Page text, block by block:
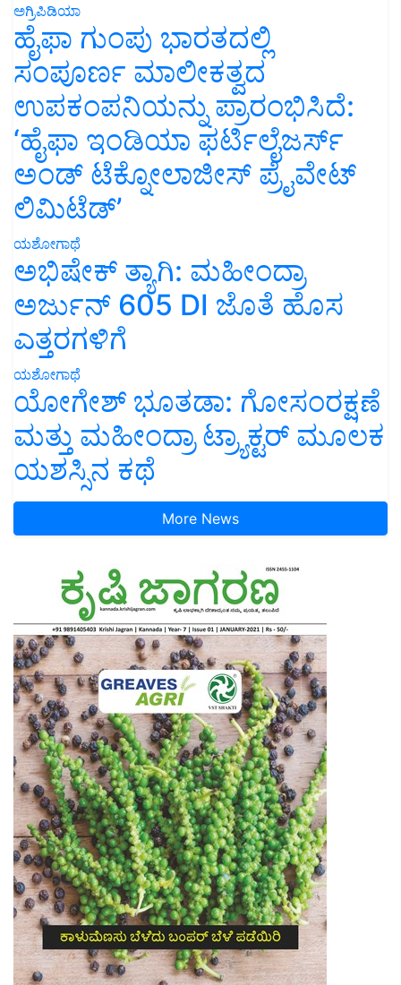
ಅಗ್ರಿಪಿಡಿಯಾ
ಹೈಫಾ ಗುಂಪು ಭಾರತದಲ್ಲಿ
ಸಂಪೂರ್ಣ ಮಾಲೀಕತ್ವದ
ಉಪಕಂಪನಿಯನ್ನು ಪ್ರಾರಂಭಿಸಿದೆ:
‘ಹೈಫಾ ಇಂಡಿಯಾ ಫರ್ಟಿಲೈಜರ್ಸ್
ಅಂಡ್ ಟೆಕ್ನೋಲಾಜೀಸ್ ಪ್ರೈವೇಟ್
ಲಿಮಿಟೆಡ್’
ಯಶೋಗಾಥೆ
ಅಭಿಷೇಕ್ ತ್ಯಾಗಿ: ಮಹೀಂದ್ರಾ
ಅರ್ಜುನ್ 605 DI ಜೊತೆ ಹೊಸ
ಎತ್ತರಗಳಿಗೆ
ಯಶೋಗಾಥೆ
ಯೋಗೇಶ್ ಭೂತಡಾ: ಗೋಸಂರಕ್ಷಣೆ
ಮತ್ತು ಮಹೀಂದ್ರಾ ಟ್ರ್ಯಾಕ್ಟರ್ ಮೂಲಕ
ಯಶಸ್ಸಿನ ಕಥೆ
More News